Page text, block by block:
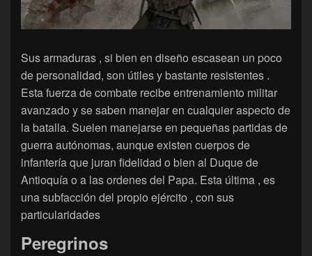
Sus armaduras , si bien en diseño escasean un poco
de personalidad, son útiles y bastante resistentes .
Esta fuerza de combate recibe entrenamiento militar
avanzado y se saben manejar en cualquier aspecto de
la batalla. Suelen manejarse en pequeñas partidas de
guerra autónomas, aunque existen cuerpos de
infantería que juran fidelidad o bien al Duque de
Antioquía o a las ordenes del Papa. Esta última , es
una subfacción del propio ejército , con sus
particularidades
Peregrinos